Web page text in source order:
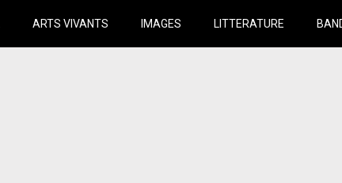
ARTS VIVANTS IMAGES LITTERATURE